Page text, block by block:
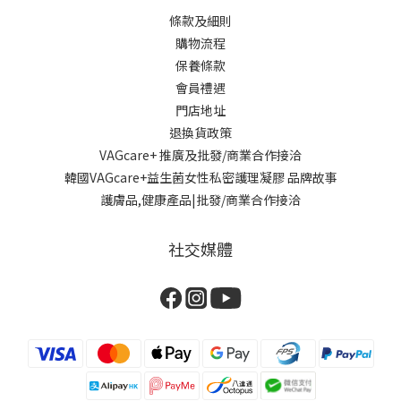
條款及細則
購物流程
保養條款
會員禮遇
門店地址
退換貨政策
VAGcare+ 推廣及批發/商業合作接洽
韓國VAGcare+益生菌女性私密護理凝膠 品牌故事
護膚品,健康產品|批發/商業合作接洽
社交媒體